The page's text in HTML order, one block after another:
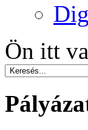
Ön itt